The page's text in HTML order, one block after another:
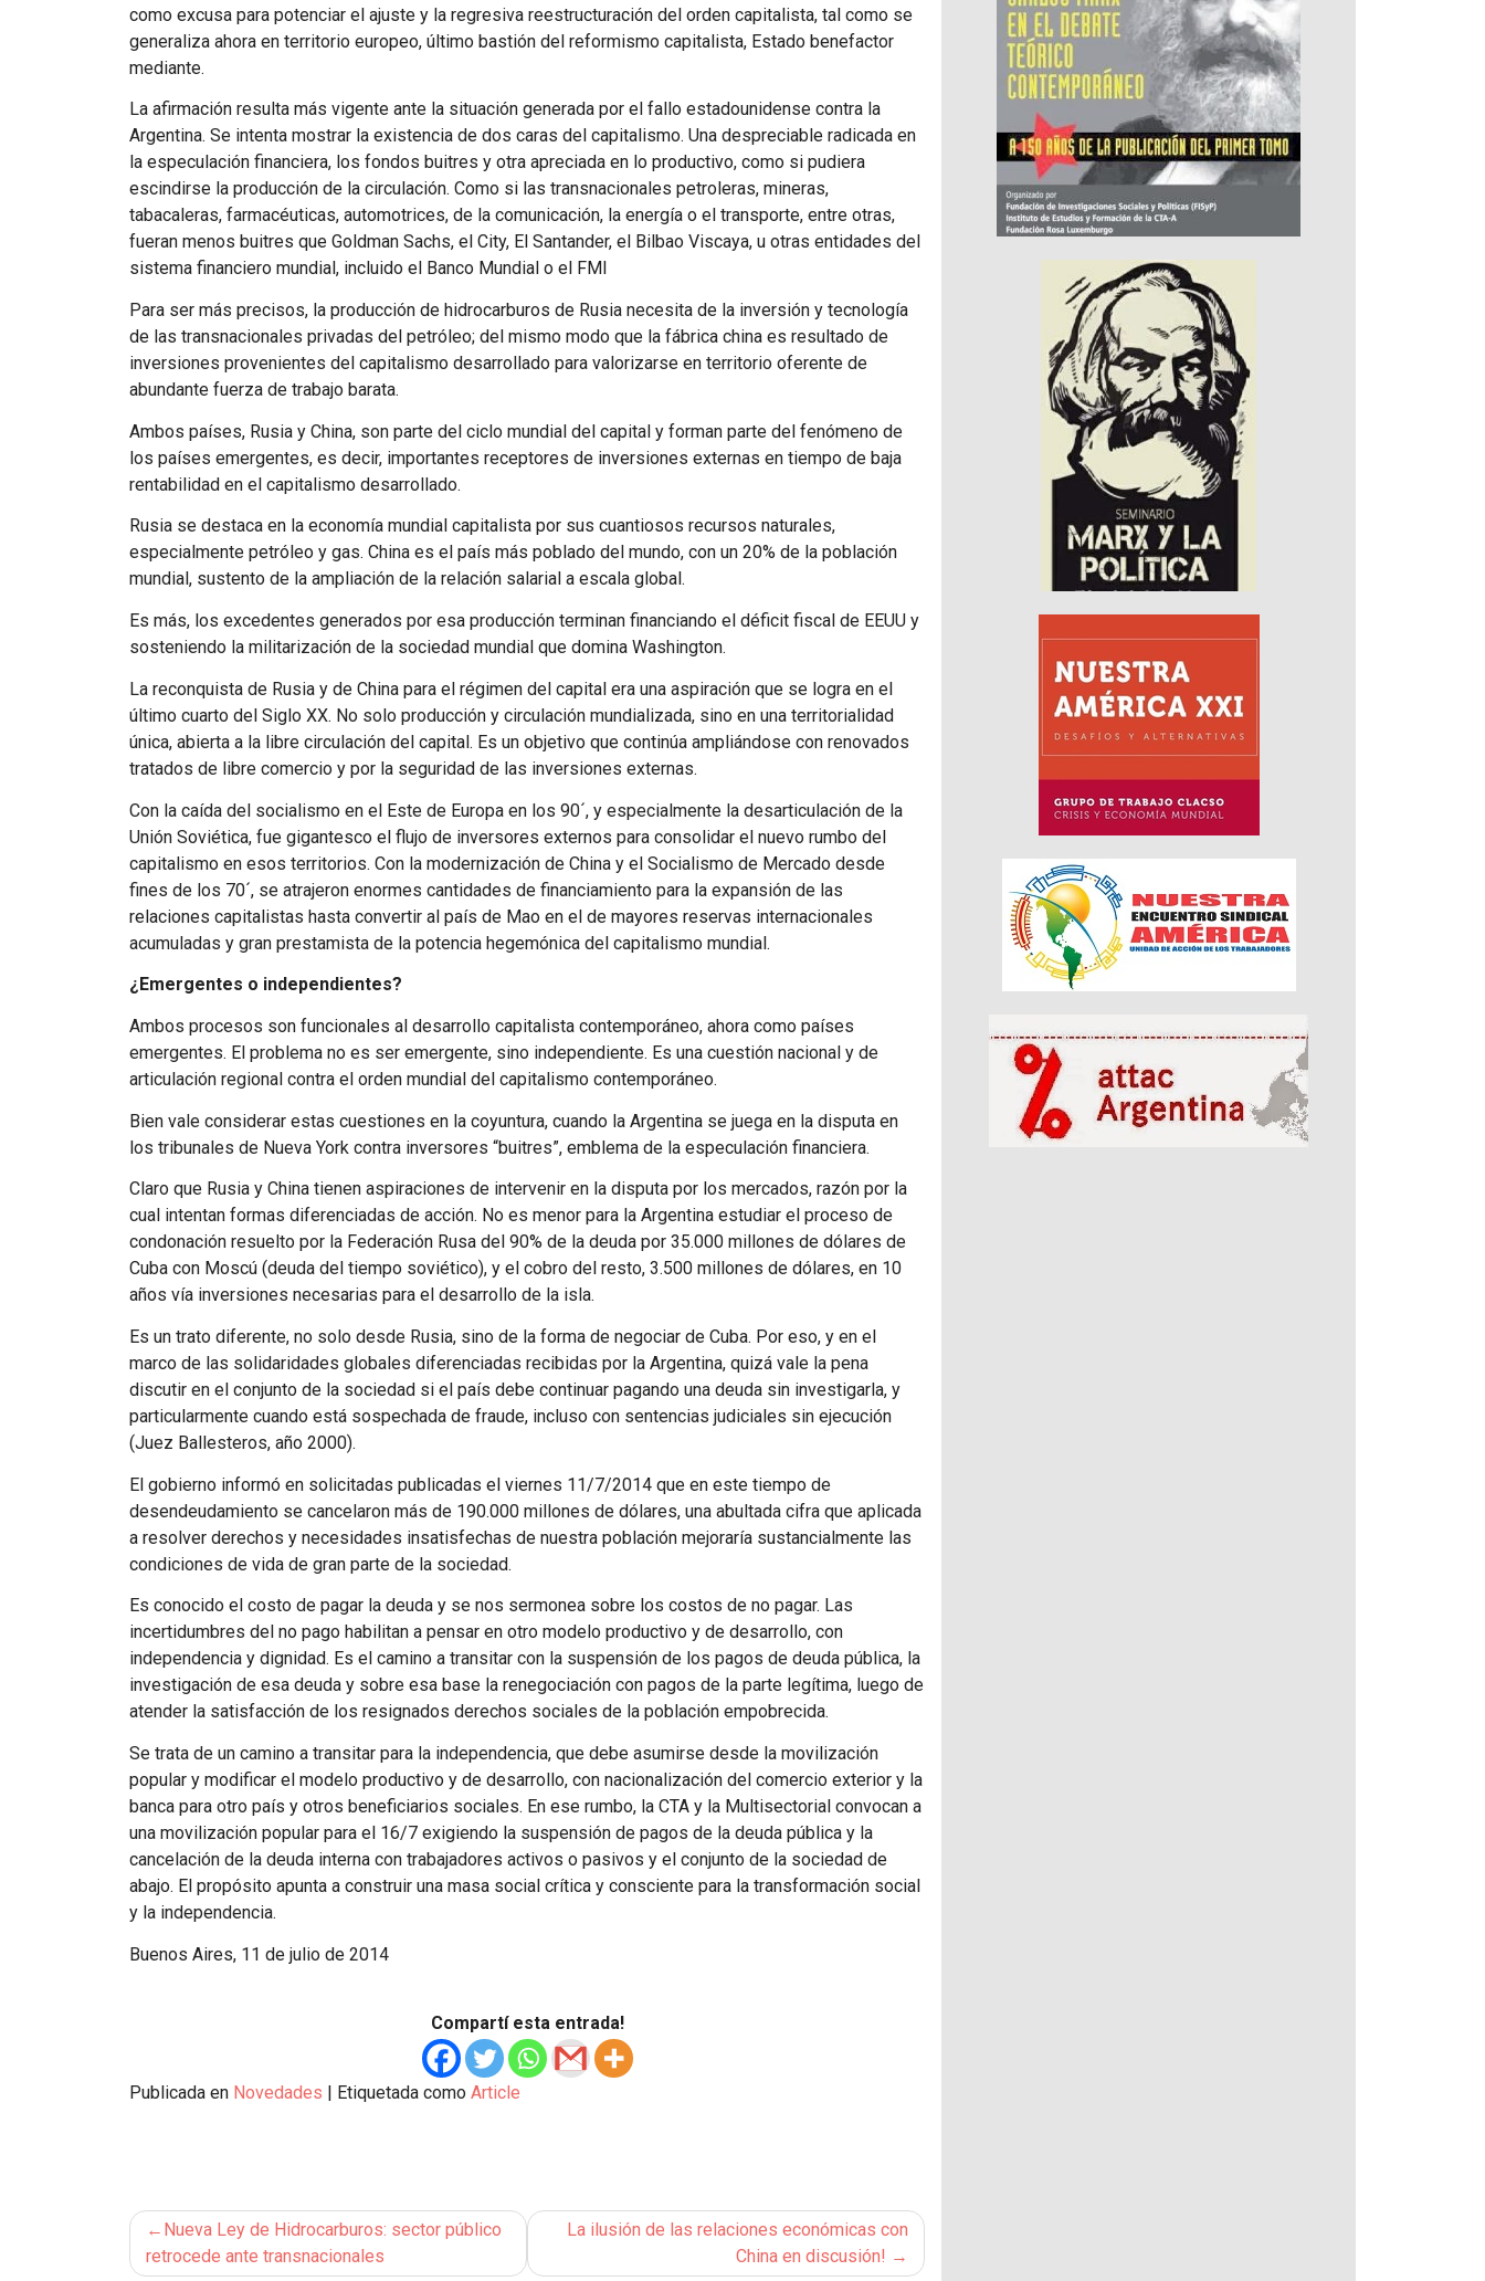
como excusa para potenciar el ajuste y la regresiva reestructuración del orden capitalista, tal como se
generaliza ahora en territorio europeo, último bastión del reformismo capitalista, Estado benefactor
mediante.
La afirmación resulta más vigente ante la situación generada por el fallo estadounidense contra la
Argentina. Se intenta mostrar la existencia de dos caras del capitalismo. Una despreciable radicada en
la especulación financiera, los fondos buitres y otra apreciada en lo productivo, como si pudiera
escindirse la producción de la circulación. Como si las transnacionales petroleras, mineras,
tabacaleras, farmacéuticas, automotrices, de la comunicación, la energía o el transporte, entre otras,
fueran menos buitres que Goldman Sachs, el City, El Santander, el Bilbao Viscaya, u otras entidades del
sistema financiero mundial, incluido el Banco Mundial o el FMI
Para ser más precisos, la producción de hidrocarburos de Rusia necesita de la inversión y tecnología
de las transnacionales privadas del petróleo; del mismo modo que la fábrica china es resultado de
inversiones provenientes del capitalismo desarrollado para valorizarse en territorio oferente de
abundante fuerza de trabajo barata.
Ambos países, Rusia y China, son parte del ciclo mundial del capital y forman parte del fenómeno de
los países emergentes, es decir, importantes receptores de inversiones externas en tiempo de baja
rentabilidad en el capitalismo desarrollado.
Rusia se destaca en la economía mundial capitalista por sus cuantiosos recursos naturales,
especialmente petróleo y gas. China es el país más poblado del mundo, con un 20% de la población
mundial, sustento de la ampliación de la relación salarial a escala global.
Es más, los excedentes generados por esa producción terminan financiando el déficit fiscal de EEUU y
sosteniendo la militarización de la sociedad mundial que domina Washington.
La reconquista de Rusia y de China para el régimen del capital era una aspiración que se logra en el
último cuarto del Siglo XX. No solo producción y circulación mundializada, sino en una territorialidad
única, abierta a la libre circulación del capital. Es un objetivo que continúa ampliándose con renovados
tratados de libre comercio y por la seguridad de las inversiones externas.
Con la caída del socialismo en el Este de Europa en los 90´, y especialmente la desarticulación de la
Unión Soviética, fue gigantesco el flujo de inversores externos para consolidar el nuevo rumbo del
capitalismo en esos territorios. Con la modernización de China y el Socialismo de Mercado desde
fines de los 70´, se atrajeron enormes cantidades de financiamiento para la expansión de las
relaciones capitalistas hasta convertir al país de Mao en el de mayores reservas internacionales
acumuladas y gran prestamista de la potencia hegemónica del capitalismo mundial.
¿Emergentes o independientes?
Ambos procesos son funcionales al desarrollo capitalista contemporáneo, ahora como países
emergentes. El problema no es ser emergente, sino independiente. Es una cuestión nacional y de
articulación regional contra el orden mundial del capitalismo contemporáneo.
Bien vale considerar estas cuestiones en la coyuntura, cuando la Argentina se juega en la disputa en
los tribunales de Nueva York contra inversores “buitres”, emblema de la especulación financiera.
Claro que Rusia y China tienen aspiraciones de intervenir en la disputa por los mercados, razón por la
cual intentan formas diferenciadas de acción. No es menor para la Argentina estudiar el proceso de
condonación resuelto por la Federación Rusa del 90% de la deuda por 35.000 millones de dólares de
Cuba con Moscú (deuda del tiempo soviético), y el cobro del resto, 3.500 millones de dólares, en 10
años vía inversiones necesarias para el desarrollo de la isla.
Es un trato diferente, no solo desde Rusia, sino de la forma de negociar de Cuba. Por eso, y en el
marco de las solidaridades globales diferenciadas recibidas por la Argentina, quizá vale la pena
discutir en el conjunto de la sociedad si el país debe continuar pagando una deuda sin investigarla, y
particularmente cuando está sospechada de fraude, incluso con sentencias judiciales sin ejecución
(Juez Ballesteros, año 2000).
El gobierno informó en solicitadas publicadas el viernes 11/7/2014 que en este tiempo de
desendeudamiento se cancelaron más de 190.000 millones de dólares, una abultada cifra que aplicada
a resolver derechos y necesidades insatisfechas de nuestra población mejoraría sustancialmente las
condiciones de vida de gran parte de la sociedad.
Es conocido el costo de pagar la deuda y se nos sermonea sobre los costos de no pagar. Las
incertidumbres del no pago habilitan a pensar en otro modelo productivo y de desarrollo, con
independencia y dignidad. Es el camino a transitar con la suspensión de los pagos de deuda pública, la
investigación de esa deuda y sobre esa base la renegociación con pagos de la parte legítima, luego de
atender la satisfacción de los resignados derechos sociales de la población empobrecida.
Se trata de un camino a transitar para la independencia, que debe asumirse desde la movilización
popular y modificar el modelo productivo y de desarrollo, con nacionalización del comercio exterior y la
banca para otro país y otros beneficiarios sociales. En ese rumbo, la CTA y la Multisectorial convocan a
una movilización popular para el 16/7 exigiendo la suspensión de pagos de la deuda pública y la
cancelación de la deuda interna con trabajadores activos o pasivos y el conjunto de la sociedad de
abajo. El propósito apunta a construir una masa social crítica y consciente para la transformación social
y la independencia.
Buenos Aires, 11 de julio de 2014
Compartí esta entrada!
Publicada en Novedades | Etiquetada como Article
Navegación
de
Nueva Ley de Hidrocarburos: sector público
retrocede ante transnacionales
La ilusión de las relaciones económicas con
China en discusión!